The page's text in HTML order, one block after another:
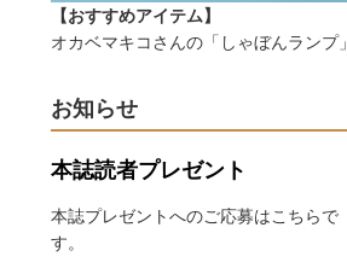
【おすすめアイテム】
オカベマキコさんの「しゃぼんランプ」
お知らせ
本誌読者プレゼント
本誌プレゼントへのご応募はこちらで
す。